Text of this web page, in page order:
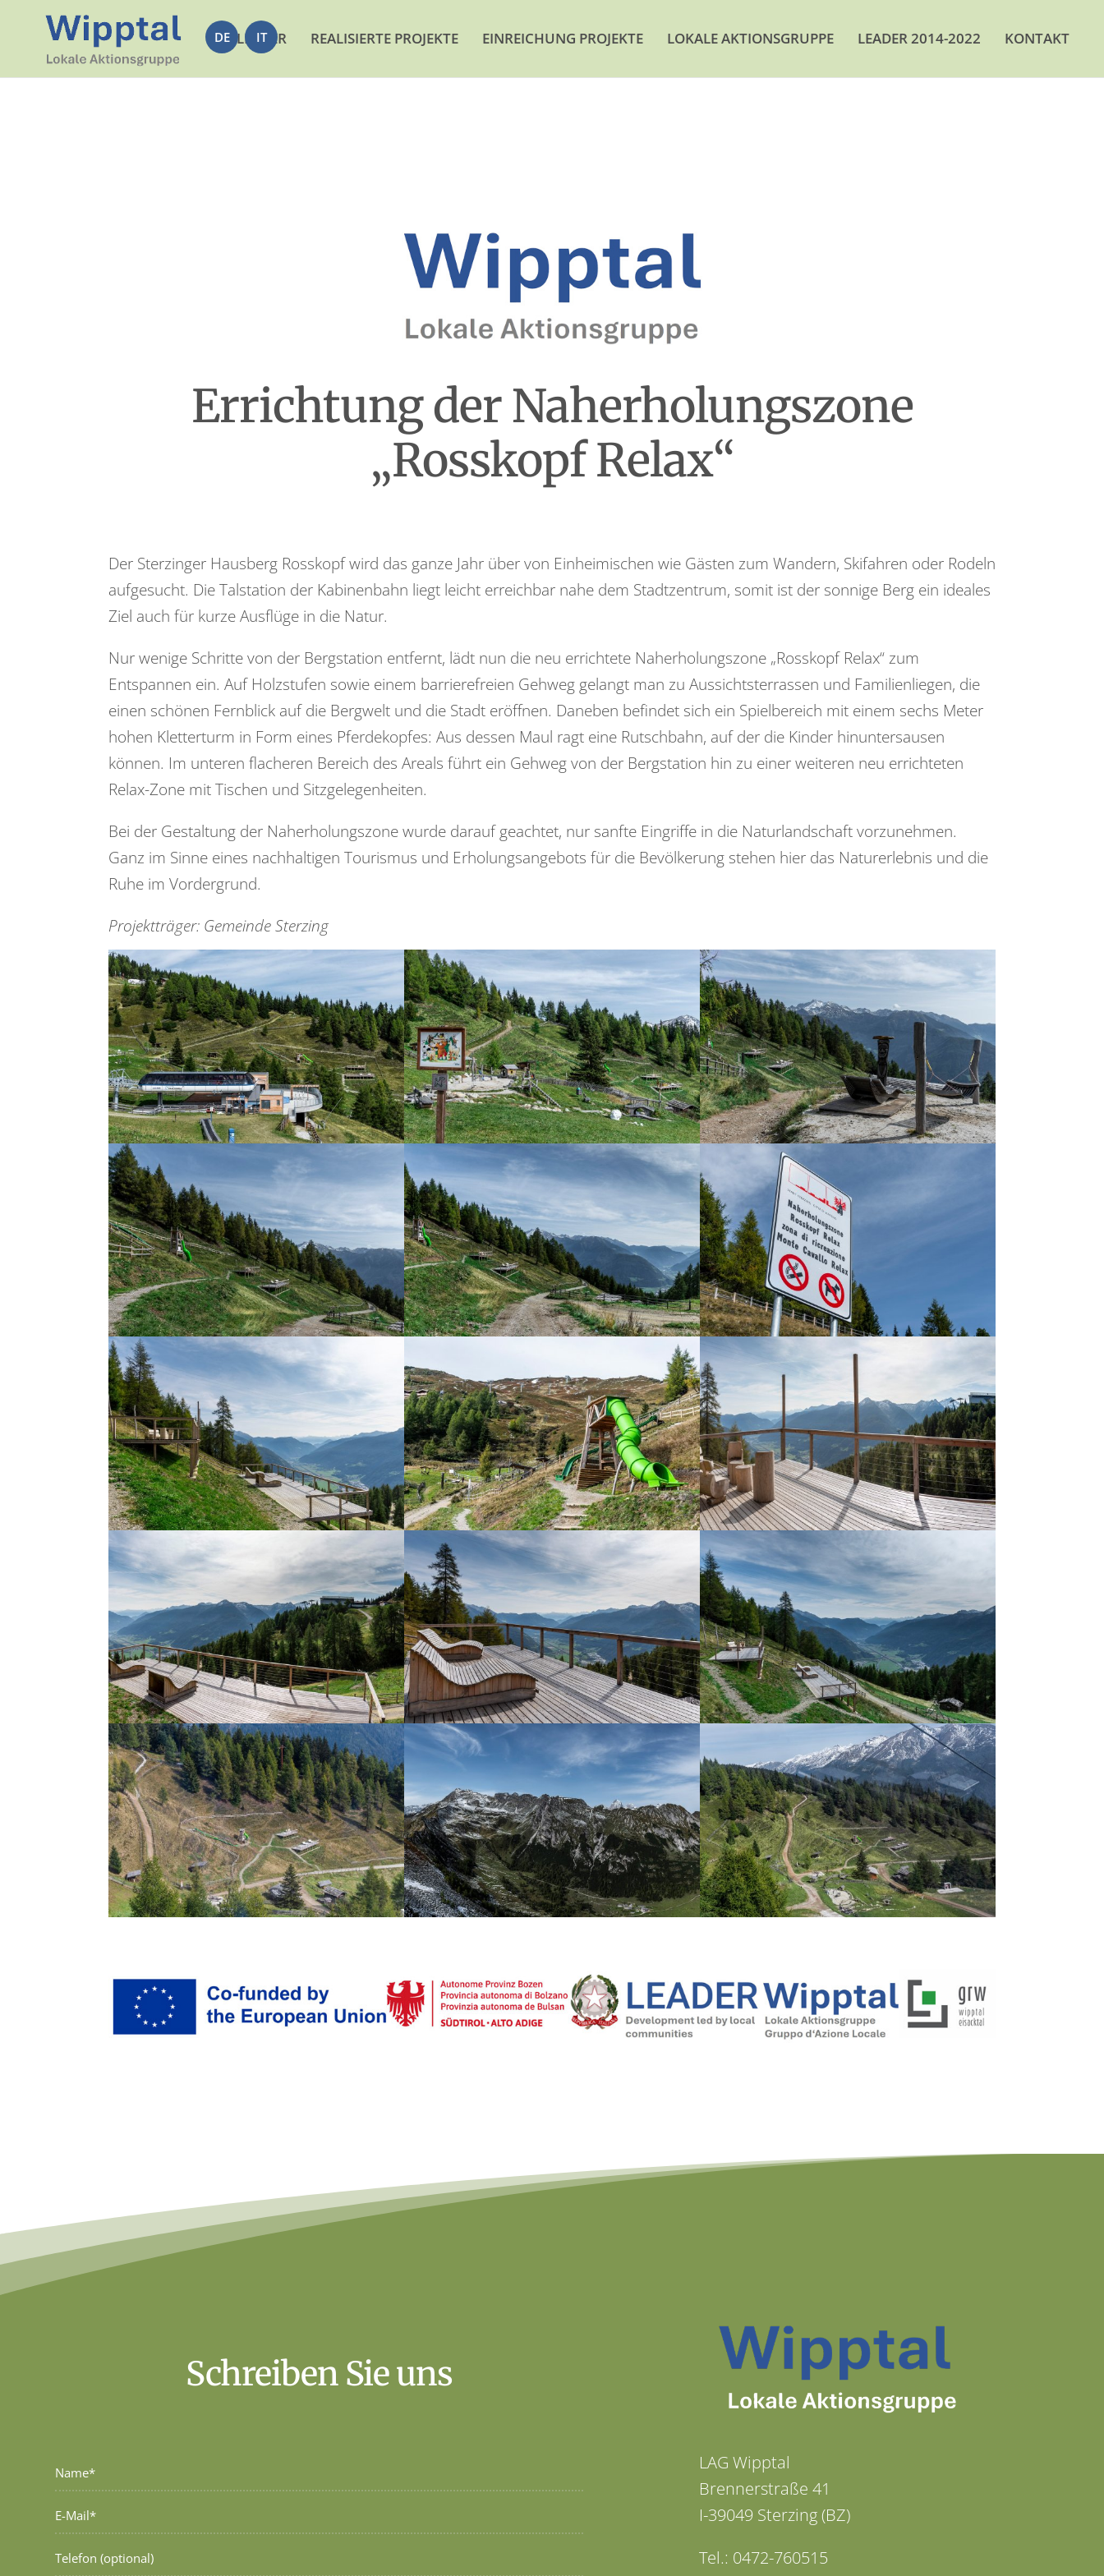
DE IT
LEADER REALISIERTE PROJEKTE EINREICHUNG PROJEKTE LOKALE AKTIONSGRUPPE LEADER 2014-2022 KONTAKT
Errichtung der Naherholungszone
„Rosskopf Relax“
Der Sterzinger Hausberg Rosskopf wird das ganze Jahr über von Einheimischen wie Gästen zum Wandern, Skifahren oder Rodeln
aufgesucht. Die Talstation der Kabinenbahn liegt leicht erreichbar nahe dem Stadtzentrum, somit ist der sonnige Berg ein ideales
Ziel auch für kurze Ausflüge in die Natur.
Nur wenige Schritte von der Bergstation entfernt, lädt nun die neu errichtete Naherholungszone „Rosskopf Relax“ zum
Entspannen ein. Auf Holzstufen sowie einem barrierefreien Gehweg gelangt man zu Aussichtsterrassen und Familienliegen, die
einen schönen Fernblick auf die Bergwelt und die Stadt eröffnen. Daneben befindet sich ein Spielbereich mit einem sechs Meter
hohen Kletterturm in Form eines Pferdekopfes: Aus dessen Maul ragt eine Rutschbahn, auf der die Kinder hinuntersausen
können. Im unteren flacheren Bereich des Areals führt ein Gehweg von der Bergstation hin zu einer weiteren neu errichteten
Relax-Zone mit Tischen und Sitzgelegenheiten.
Bei der Gestaltung der Naherholungszone wurde darauf geachtet, nur sanfte Eingriffe in die Naturlandschaft vorzunehmen.
Ganz im Sinne eines nachhaltigen Tourismus und Erholungsangebots für die Bevölkerung stehen hier das Naturerlebnis und die
Ruhe im Vordergrund.
Projektträger: Gemeinde Sterzing
Schreiben Sie uns
LAG Wipptal
Brennerstraße 41
I-39049 Sterzing (BZ)
Tel.: 0472-760515